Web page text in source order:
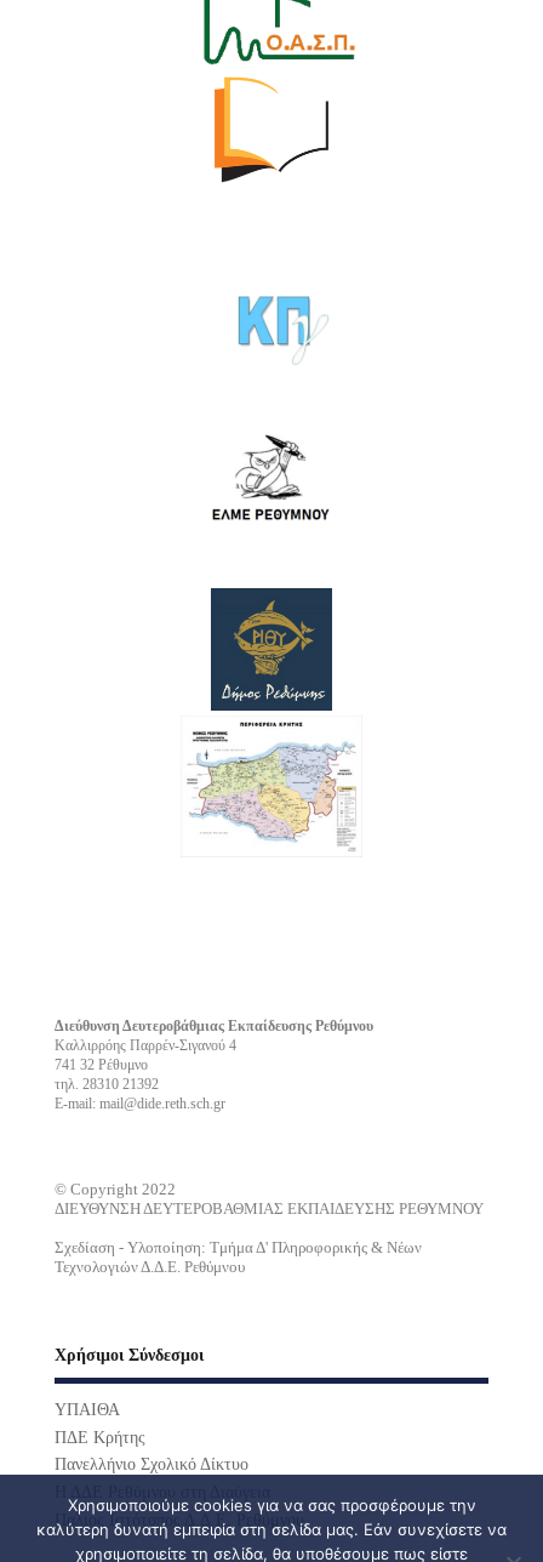
Διεύθυνση Δευτεροβάθμιας Εκπαίδευσης Ρεθύμνου
Καλλιρρόης Παρρέν-Σιγανού 4
741 32 Ρέθυμνο
τηλ. 28310 21392
E-mail: mail@dide.reth.sch.gr
© Copyright 2022
ΔΙΕΥΘΥΝΣΗ ΔΕΥΤΕΡΟΒΑΘΜΙΑΣ ΕΚΠΑΙΔΕΥΣΗΣ ΡΕΘΥΜΝΟΥ
Σχεδίαση - Υλοποίηση: Τμήμα Δ' Πληροφορικής & Νέων
Τεχνολογιών Δ.Δ.Ε. Ρεθύμνου
Χρήσιμοι Σύνδεσμοι
ΥΠΑΙΘΑ
ΠΔΕ Κρήτης
Πανελλήνιο Σχολικό Δίκτυο
Παλιός Ιστότοπος Δ.Δ.Ε. Ρεθύμνου
Χρησιμοποιούμε cookies για να σας προσφέρουμε την
καλύτερη δυνατή εμπειρία στη σελίδα μας. Εάν συνεχίσετε να
χρησιμοποιείτε τη σελίδα, θα υποθέσουμε πως είστε